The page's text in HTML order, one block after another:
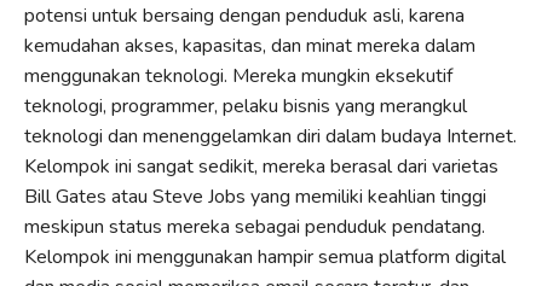
potensi untuk bersaing dengan penduduk asli, karena
kemudahan akses, kapasitas, dan minat mereka dalam
menggunakan teknologi. Mereka mungkin eksekutif
teknologi, programmer, pelaku bisnis yang merangkul
teknologi dan menenggelamkan diri dalam budaya Internet.
Kelompok ini sangat sedikit, mereka berasal dari varietas
Bill Gates atau Steve Jobs yang memiliki keahlian tinggi
meskipun status mereka sebagai penduduk pendatang.
Kelompok ini menggunakan hampir semua platform digital